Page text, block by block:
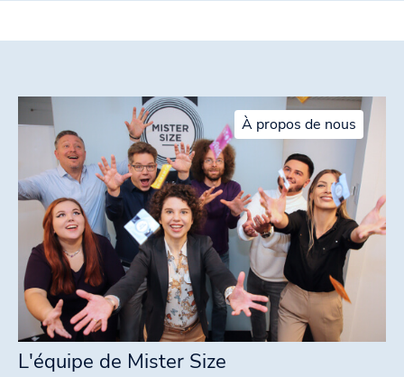
À propos de nous
L'équipe de Mister Size